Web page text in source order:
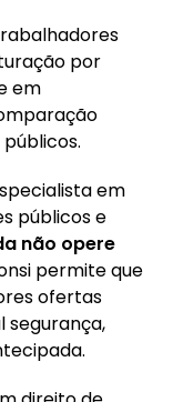
por
em
em
públicos e
não opere
permite que
ofertas
segurança,